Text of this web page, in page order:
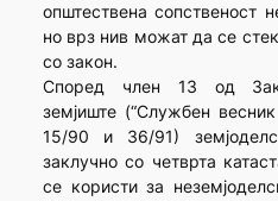
општествена сопственост
но врз нив можат да се
со закон.
Според член 13 од
земјиште (“Службен
15/90 и 36/91)
заклучно со четврта
се користи за